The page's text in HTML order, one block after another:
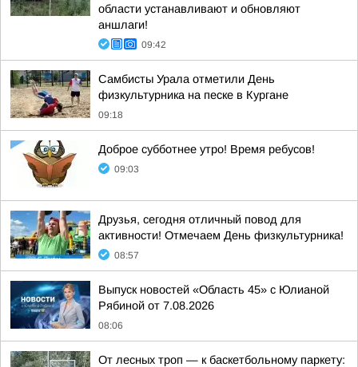
области устанавливают и обновляют
аншлаги!
09:42
Самбисты Урала отметили День
физкультурника на песке в Кургане
09:18
Доброе субботнее утро! Время ребусов!
09:03
Друзья, сегодня отличный повод для
активности! Отмечаем День физкультурника!
08:57
Выпуск новостей «Область 45» с Юлианой
Рябиной от 7.08.2026
08:06
От лесных троп — к баскетбольному паркету: